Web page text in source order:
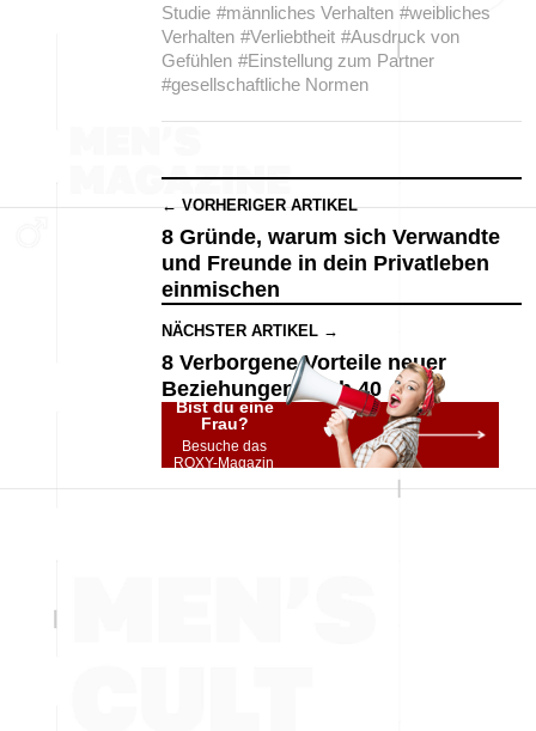
Studie #männliches Verhalten #weibliches
Verhalten #Verliebtheit #Ausdruck von
Gefühlen #Einstellung zum Partner
#gesellschaftliche Normen
← VORHERIGER ARTIKEL
8 Gründe, warum sich Verwandte
und Freunde in dein Privatleben
einmischen
NÄCHSTER ARTIKEL →
8 Verborgene Vorteile neuer
Beziehungen nach 40
Bist du eine
Frau?
Besuche das
ROXY-Magazin